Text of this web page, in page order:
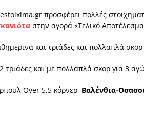
προσφέρει πολλές
στην αγορά «Τελικό
και τριάδες και πολλαπλά
τριάδες και με πολλαπλά σκορ για 3
Over 5,5 κόρνερ, Βαλένθια-